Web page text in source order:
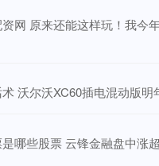
网 原来还能这样玩！我今
沃尔沃XC60插电混动版
哪些股票 云锋金融盘中涨